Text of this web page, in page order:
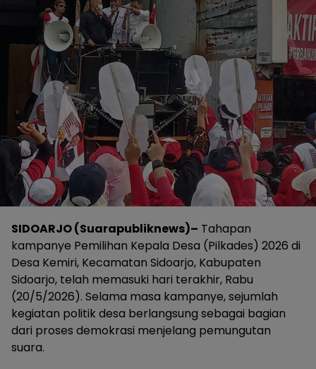
SIDOARJO (Suarapubliknews)– Tahapan
kampanye Pemilihan Kepala Desa (Pilkades) 2026 di
Desa Kemiri, Kecamatan Sidoarjo, Kabupaten
Sidoarjo, telah memasuki hari terakhir, Rabu
(20/5/2026). Selama masa kampanye, sejumlah
kegiatan politik desa berlangsung sebagai bagian
dari proses demokrasi menjelang pemungutan
suara.